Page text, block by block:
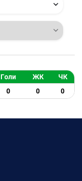
Голи ЖК
ЧК
0 0 0